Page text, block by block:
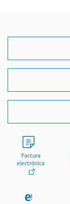
Factura
electrónica